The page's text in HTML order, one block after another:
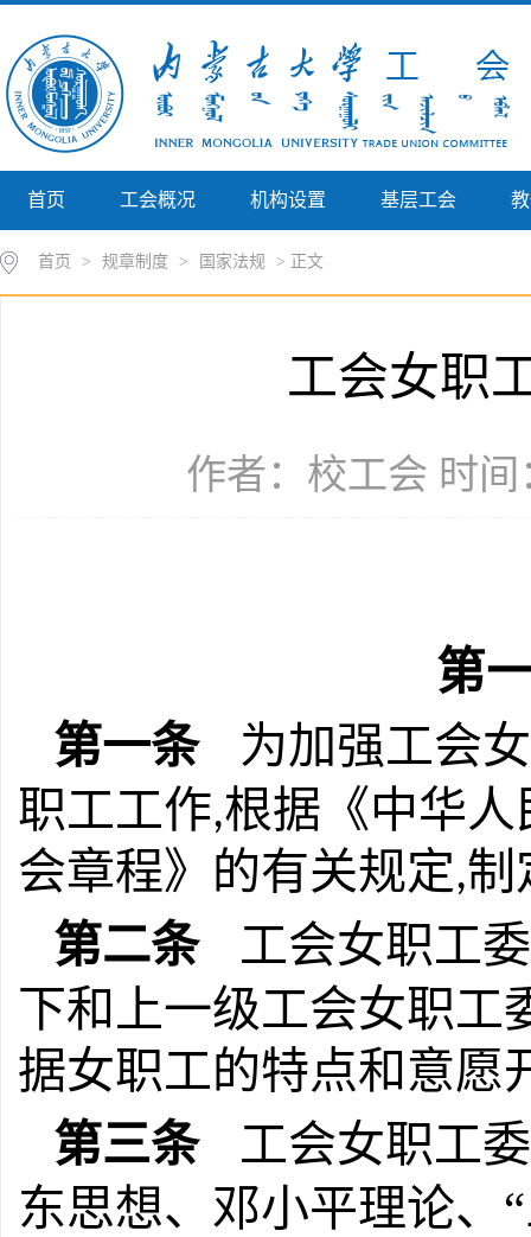
首页 工会概况 机构设置 基层工会
首页 > 规章制度 > 国家法规 > 正文
工会女职
作者：校工会 时间
第
第一条
为加强工会
职工工作,根据《中华
会章程》的有关规定,制
第二条
工会女职工
下和上一级工会女职工
据女职工的特点和意愿
第三条
工会女职工
东思想、邓小平理论、